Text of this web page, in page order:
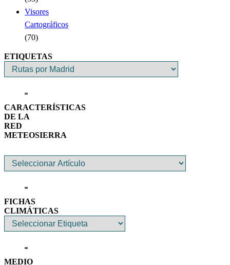
Visores
Cartográficos
(70)
ETIQUETAS
CARACTERÍSTICAS
DE LA
RED
METEOSIERRA
FICHAS
CLIMÁTICAS
MEDIO